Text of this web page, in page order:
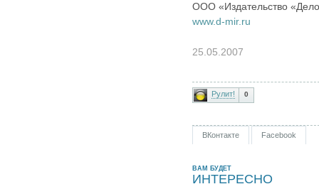
ООО «Издательство
www.d-mir.ru
25.05.2007
Рулит! 0
ВКонтакте Facebook
ВАМ БУДЕТ
ИНТЕРЕСНО